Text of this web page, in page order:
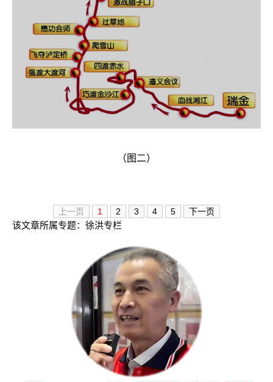
（图二）
上一页 1 2 3 4 5 下一页
该文章所属专题： 徐洪专栏